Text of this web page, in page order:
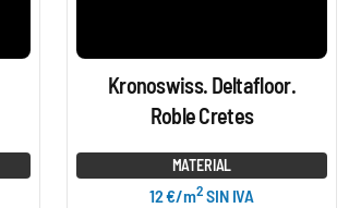
Kronoswiss. Deltafloor.
Roble Cretes
MATERIAL
12 €/m2SIN IVA